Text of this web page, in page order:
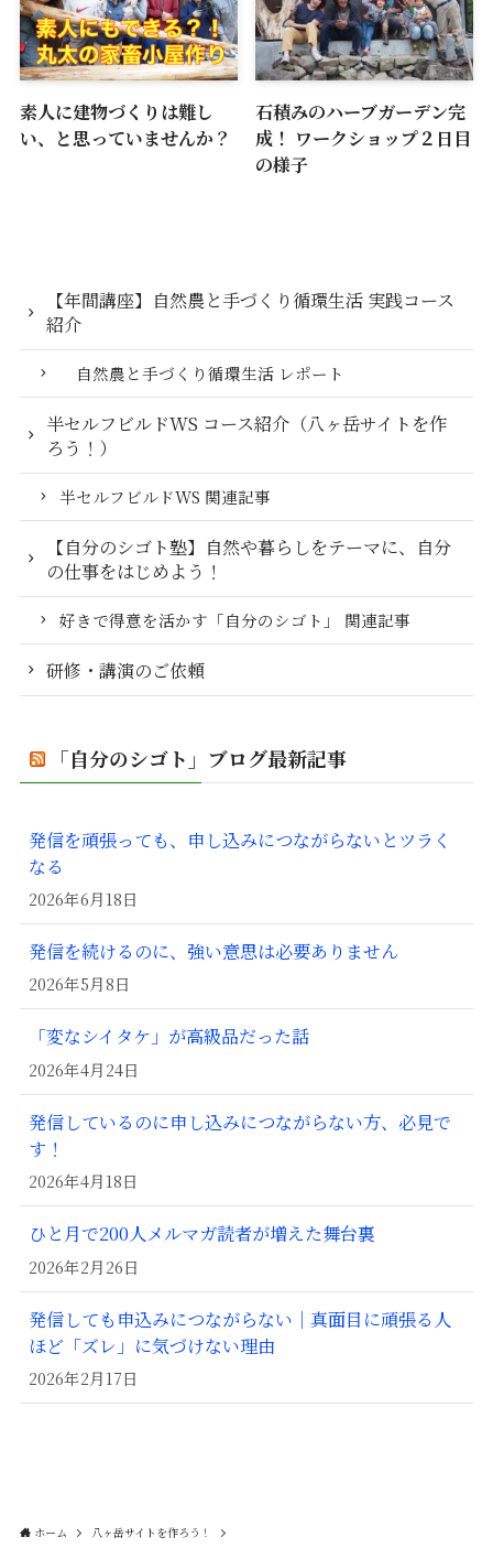
素人に建物づくりは難し
い、と思っていませんか？
石積みのハーブガーデン完
成！ ワークショップ２日目
の様子
【年間講座】自然農と手づくり循環生活 実践コース
紹介
自然農と手づくり循環生活 レポート
半セルフビルドWS コース紹介（八ヶ岳サイトを作
ろう！）
半セルフビルドWS 関連記事
【自分のシゴト塾】自然や暮らしをテーマに、自分
の仕事をはじめよう！
好きで得意を活かす「自分のシゴト」 関連記事
研修・講演のご依頼
「自分のシゴト」ブログ最新記事
発信を頑張っても、申し込みにつながらないとツラく
なる
2026年6月18日
発信を続けるのに、強い意思は必要ありません
2026年5月8日
「変なシイタケ」が高級品だった話
2026年4月24日
発信しているのに申し込みにつながらない方、必見で
す！
2026年4月18日
ひと月で200人メルマガ読者が増えた舞台裏
2026年2月26日
発信しても申込みにつながらない｜真面目に頑張る人
ほど「ズレ」に気づけない理由
2026年2月17日
ホーム 八ヶ岳サイトを作ろう！